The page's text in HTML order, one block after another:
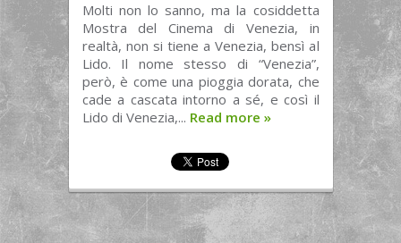
Molti non lo sanno, ma la cosiddetta
Mostra del Cinema di Venezia, in
realtà, non si tiene a Venezia, bensì al
Lido. Il nome stesso di “Venezia”,
però, è come una pioggia dorata, che
cade a cascata intorno a sé, e così il
Lido di Venezia,... Read more »